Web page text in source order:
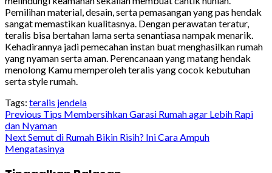
Pemilihan material, desain, serta pemasangan yang pas hendak
sangat memastikan kualitasnya. Dengan perawatan teratur,
teralis bisa bertahan lama serta senantiasa nampak menarik.
Kehadirannya jadi pemecahan instan buat menghasilkan rumah
yang nyaman serta aman. Perencanaan yang matang hendak
menolong Kamu memperoleh teralis yang cocok kebutuhan
serta style rumah.
Tags: teralis jendela
Continue
Reading
Previous Tips Membersihkan Garasi Rumah agar Lebih Rapi
dan Nyaman
NextSemut di Rumah Bikin Risih? Ini Cara Ampuh
Mengatasinya